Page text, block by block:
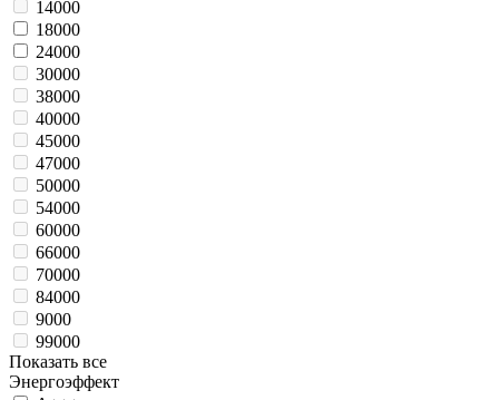
14000
18000
24000
30000
38000
40000
45000
47000
50000
54000
60000
66000
70000
84000
9000
99000
Показать все
Энергоэффект